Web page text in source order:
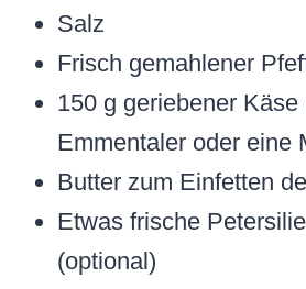
Salz
Frisch gemahlener
150 g geriebener Käse
Emmentaler oder eine
Butter zum Einfetten
Etwas frische
(optional)